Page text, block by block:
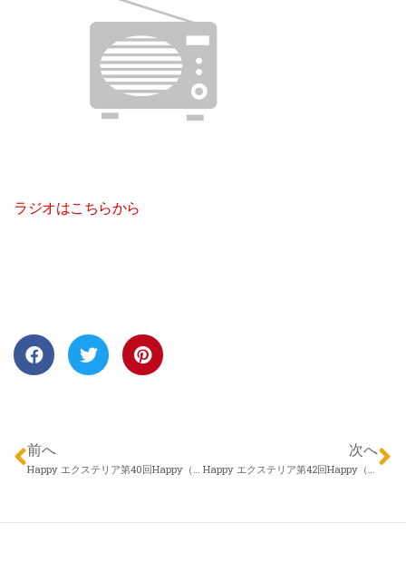
ラジオはこちらから
前へ
Happy エクステリア第40回Happy（2016年06月30日）株式会社 アメニクス 久保田仁 「第９回”エクステリア・リフォームフェア”について」
次へ
Happy エクステリア第42回Happy（2016年07月14日）株式会社 アロウズガーデンデザイン 伊藤謙吾さん 「ECOなエクステリア」